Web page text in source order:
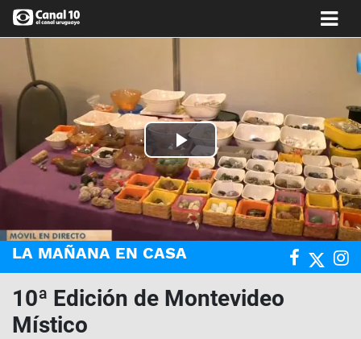
Play
Video
LA MAÑANA EN CASA
10ª Edición de Montevideo
Místico